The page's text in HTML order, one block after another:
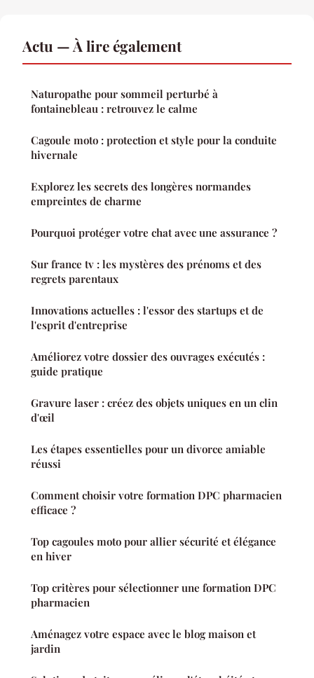
Actu — À lire également
Naturopathe pour sommeil perturbé à
fontainebleau : retrouvez le calme
Cagoule moto : protection et style pour la conduite
hivernale
Explorez les secrets des longères normandes
empreintes de charme
Pourquoi protéger votre chat avec une assurance ?
Sur france tv : les mystères des prénoms et des
regrets parentaux
Innovations actuelles : l'essor des startups et de
l'esprit d'entreprise
Améliorez votre dossier des ouvrages exécutés :
guide pratique
Gravure laser : créez des objets uniques en un clin
d'œil
Les étapes essentielles pour un divorce amiable
réussi
Comment choisir votre formation DPC pharmacien
efficace ?
Top cagoules moto pour allier sécurité et élégance
en hiver
Top critères pour sélectionner une formation DPC
pharmacien
Aménagez votre espace avec le blog maison et
jardin